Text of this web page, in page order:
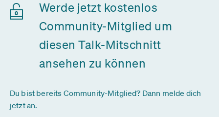
Werde jetzt kostenlos
Community-Mitglied um
diesen Talk-Mitschnitt
ansehen zu können
Du bist bereits Community-Mitglied? Dann melde dich
jetzt an.